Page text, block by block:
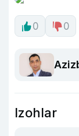
0 0
Izohlar